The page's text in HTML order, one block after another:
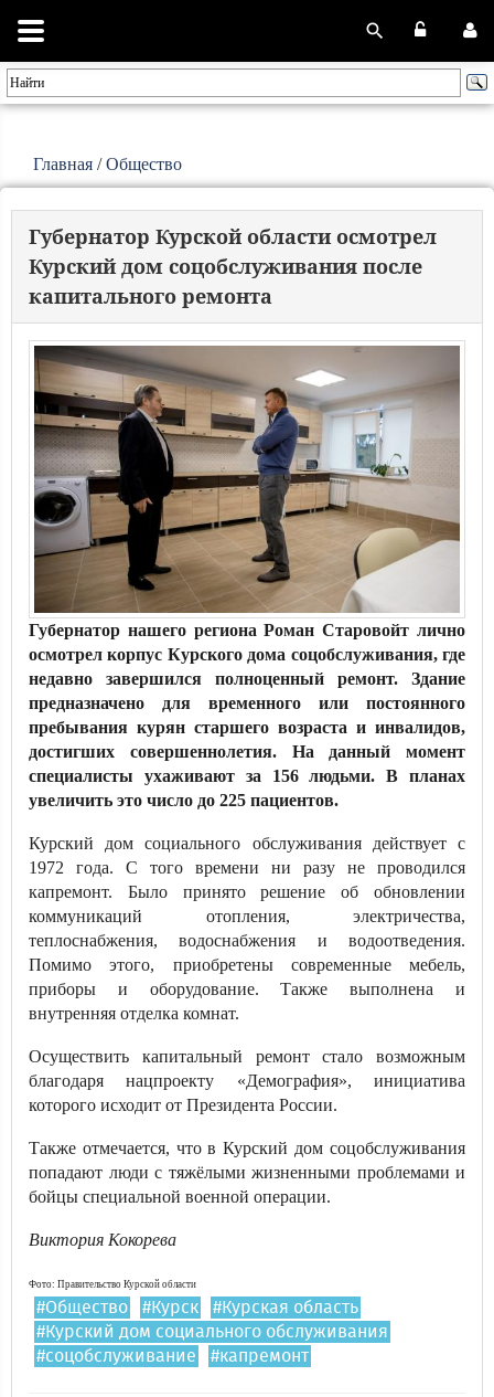
Главная /Общество
Губернатор Курской области осмотрел
Курский дом соцобслуживания после
капитального ремонта
Губернатор нашего региона Роман Старовойт лично
осмотрел корпус Курского дома соцобслуживания, где
недавно завершился полноценный ремонт. Здание
предназначено для временного или постоянного
пребывания курян старшего возраста и инвалидов,
достигших совершеннолетия. На данный момент
специалисты ухаживают за 156 людьми. В планах
увеличить это число до 225 пациентов.
Курский дом социального обслуживания действует с
1972 года. С того времени ни разу не проводился
капремонт. Было принято решение об обновлении
коммуникаций отопления, электричества,
теплоснабжения, водоснабжения и водоотведения.
Помимо этого, приобретены современные мебель,
приборы и оборудование. Также выполнена и
внутренняя отделка комнат.
Осуществить капитальный ремонт стало возможным
благодаря нацпроекту «Демография», инициатива
которого исходит от Президента России.
Также отмечается, что в Курский дом соцобслуживания
попадают люди с тяжёлыми жизненными проблемами и
бойцы специальной военной операции.
Виктория Кокорева
Фото: Правительство Курской области
#Общество #Курск
#Курская область
#Курский дом социального обслуживания
#соцобслуживание
#капремонт